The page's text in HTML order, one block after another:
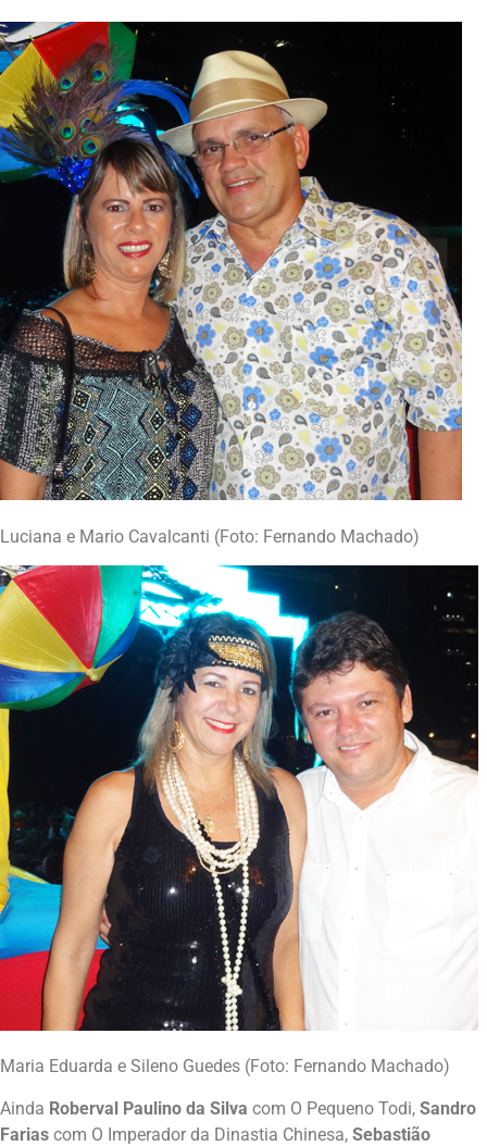
Luciana e Mario Cavalcanti (Foto: Fernando Machado)
Maria Eduarda e Sileno Guedes (Foto: Fernando Machado)
Ainda Roberval Paulino da Silva com O Pequeno Todi, Sandro
Farias com O Imperador da Dinastia Chinesa, Sebastião